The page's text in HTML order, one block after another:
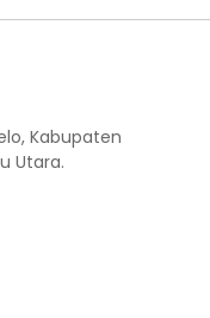
Kabupaten
Utara.